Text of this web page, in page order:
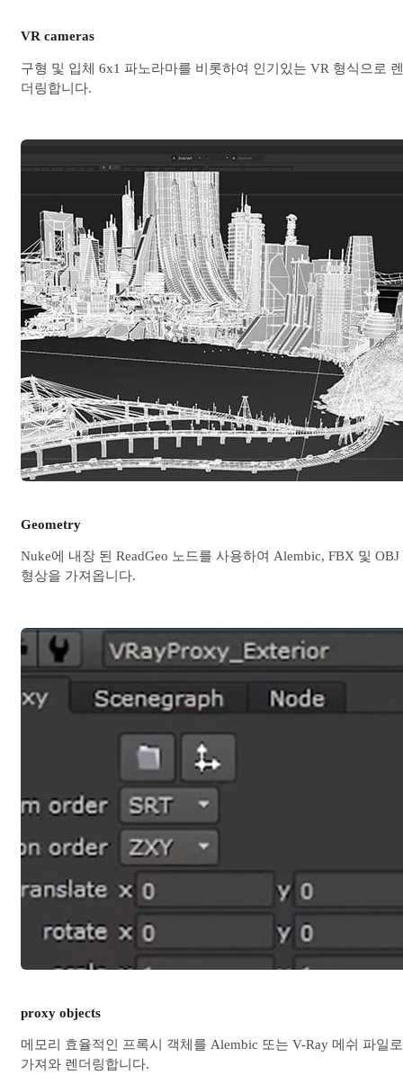
VR cameras
구형 및 입체 6x1 파노라마를 비롯하여 인기있는 VR 형식으로 렌
더링합니다.
Geometry
Nuke에 내장 된 ReadGeo 노드를 사용하여 Alembic, FBX 및 OBJ
형상을 가져옵니다.
proxy objects
메모리 효율적인 프록시 객체를 Alembic 또는 V-Ray 메쉬 파일로
가져와 렌더링합니다.